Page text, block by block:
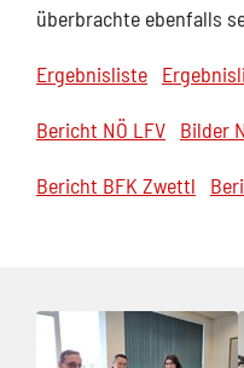
überbrachte ebenfalls
Ergebnisliste
Bericht NÖ LFV Bilder
Bericht BFK Zwettl